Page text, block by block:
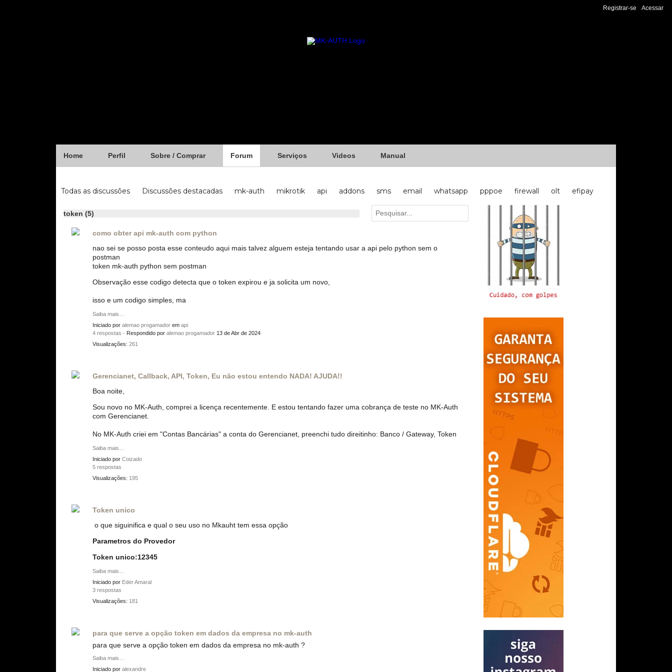
Registrar-se Acessar
Home Perfil Sobre / Comprar Forum Serviços Videos Manual
Todas as discussões
Discussões destacadas mk-auth mikrotik api addons sms email whatsapp pppoe firewall olt
efipay
token (5)
como obter api mk-auth com python
nao sei se posso posta esse conteudo aqui mais talvez alguem esteja tentando usar a api pelo python sem o
postman
token mk-auth python sem postman
Observação esse codigo detecta que o token expirou e ja solicita um novo,
isso e um codigo simples, ma
Saiba mais…
Iniciado por alemao progamador em api
4 respostas · Respondido por alemao progamador 13 de Abr de 2024
Visualizações: 261
Gerencianet, Callback, API, Token, Eu não estou entendo NADA! AJUDA!!
Boa noite,
Sou novo no MK-Auth, comprei a licença recentemente. E estou tentando fazer uma cobrança de teste no MK-Auth
com Gerencianet.
No MK-Auth criei em "Contas Bancárias" a conta do Gerencianet, preenchi tudo direitinho: Banco / Gateway, Token
Saiba mais…
Iniciado por Coizado
5 respostas
Visualizações: 195
Token unico
o que siguinifica e qual o seu uso no Mkauht tem essa opção
Parametros do Provedor
Token unico:12345
Saiba mais…
Iniciado por Eder Amaral
3 respostas
Visualizações: 181
para que serve a opção token em dados da empresa no mk-auth
para que serve a opção token em dados da empresa no mk-auth ?
Saiba mais…
Iniciado por alexandre